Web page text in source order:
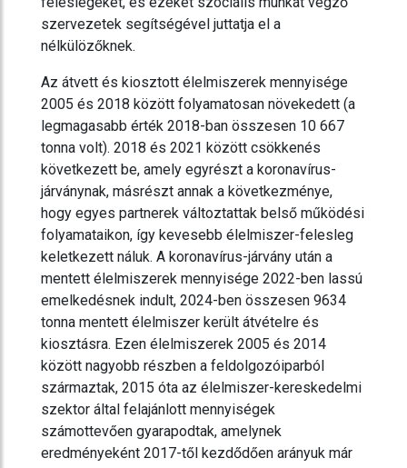
szervezetek segítségével juttatja el a
nélkülözőknek.
Az átvett és kiosztott élelmiszerek mennyisége
2005 és 2018 között folyamatosan növekedett (a
legmagasabb érték 2018-ban összesen 10 667
tonna volt). 2018 és 2021 között csökkenés
következett be, amely egyrészt a koronavírus-
járványnak, másrészt annak a következménye,
hogy egyes partnerek változtattak belső működési
folyamataikon, így kevesebb élelmiszer-felesleg
keletkezett náluk. A koronavírus-járvány után a
mentett élelmiszerek mennyisége 2022-ben lassú
emelkedésnek indult, 2024-ben összesen 9634
tonna mentett élelmiszer került átvételre és
kiosztásra. Ezen élelmiszerek 2005 és 2014
között nagyobb részben a feldolgozóiparból
származtak, 2015 óta az élelmiszer-kereskedelmi
szektor által felajánlott mennyiségek
számottevően gyarapodtak, amelynek
eredményeként 2017-től kezdődően arányuk már